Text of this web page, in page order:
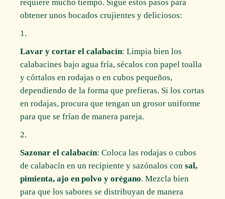
requiere mucho tiempo. Sigue estos pasos para
obtener unos bocados crujientes y deliciosos:
Lavar y cortar el calabacín: Limpia bien los
calabacines bajo agua fría, sécalos con papel toalla
y córtalos en rodajas o en cubos pequeños,
dependiendo de la forma que prefieras. Si los cortas
en rodajas, procura que tengan un grosor uniforme
para que se frían de manera pareja.
Sazonar el calabacín: Coloca las rodajas o cubos
de calabacín en un recipiente y sazónalos consal,
pimienta, ajo en polvo y orégano. Mezcla bien
para que los sabores se distribuyan de manera